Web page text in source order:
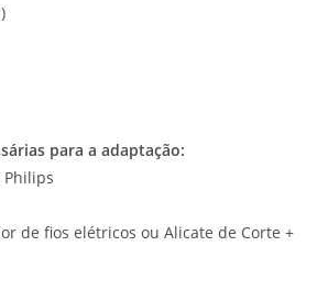
para a adaptação:
Philips
de fios elétricos ou Alicate de Corte +